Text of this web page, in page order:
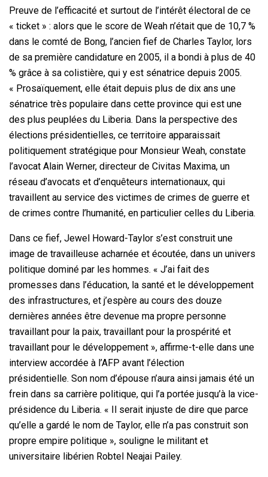
Preuve de l’efficacité et surtout de l’intérêt électoral de ce
« ticket » : alors que le score de Weah n’était que de 10,7 %
dans le comté de Bong, l’ancien fief de Charles Taylor, lors
de sa première candidature en 2005, il a bondi à plus de 40
% grâce à sa colistière, qui y est sénatrice depuis 2005.
« Prosaïquement, elle était depuis plus de dix ans une
sénatrice très populaire dans cette province qui est une
des plus peuplées du Liberia. Dans la perspective des
élections présidentielles, ce territoire apparaissait
politiquement stratégique pour Monsieur Weah, constate
l’avocat Alain Werner, directeur de Civitas Maxima, un
réseau d’avocats et d’enquêteurs internationaux, qui
travaillent au service des victimes de crimes de guerre et
de crimes contre l’humanité, en particulier celles du Liberia.
Dans ce fief, Jewel Howard-Taylor s’est construit une
image de travailleuse acharnée et écoutée, dans un univers
politique dominé par les hommes. « J’ai fait des
promesses dans l’éducation, la santé et le développement
des infrastructures, et j’espère au cours des douze
dernières années être devenue ma propre personne
travaillant pour la paix, travaillant pour la prospérité et
travaillant pour le développement », affirme-t-elle dans une
interview accordée à l’AFP avant l’élection
présidentielle. Son nom d’épouse n’aura ainsi jamais été un
frein dans sa carrière politique, qui l’a portée jusqu’à la vice-
présidence du Liberia. « Il serait injuste de dire que parce
qu’elle a gardé le nom de Taylor, elle n’a pas construit son
propre empire politique », souligne le militant et
universitaire libérien Robtel Neajai Pailey.